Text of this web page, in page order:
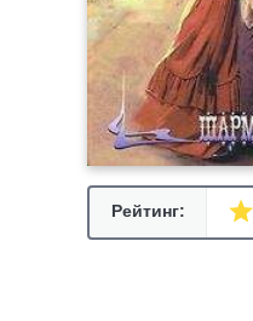
Рейтинг: